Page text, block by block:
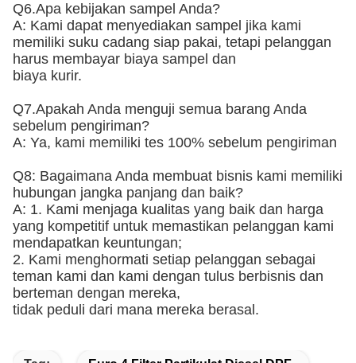
Q6.Apa kebijakan sampel Anda?
A: Kami dapat menyediakan sampel jika kami
memiliki suku cadang siap pakai, tetapi pelanggan
harus membayar biaya sampel dan
biaya kurir.
Q7.Apakah Anda menguji semua barang Anda
sebelum pengiriman?
A: Ya, kami memiliki tes 100% sebelum pengiriman
Q8: Bagaimana Anda membuat bisnis kami memiliki
hubungan jangka panjang dan baik?
A: 1. Kami menjaga kualitas yang baik dan harga
yang kompetitif untuk memastikan pelanggan kami
mendapatkan keuntungan;
2. Kami menghormati setiap pelanggan sebagai
teman kami dan kami dengan tulus berbisnis dan
berteman dengan mereka,
tidak peduli dari mana mereka berasal.